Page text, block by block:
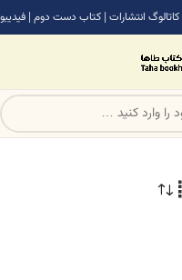
کاتالوگ انتشارات | کتاب دست دوم | فیدیبو